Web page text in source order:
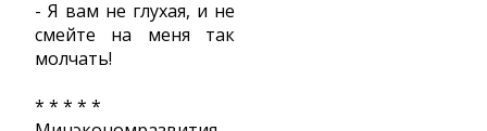
- Я вам не глухая, и не
смейте на меня так
молчать!
* * * * *